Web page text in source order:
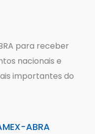
para receber
nacionais e
importantes do
ABRA